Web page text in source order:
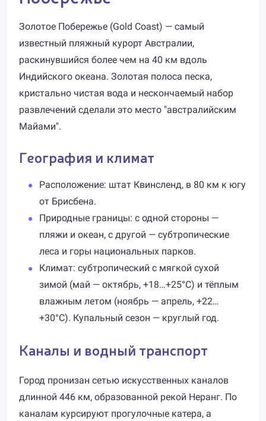
Золотое Побережье (Gold Coast) — самый
известный пляжный курорт Австралии,
раскинувшийся более чем на 40 км вдоль
Индийского океана. Золотая полоса песка,
кристально чистая вода и нескончаемый набор
развлечений сделали это место "австралийским
Майами".
География и климат
Расположение: штат Квинсленд, в 80 км к югу
от Брисбена.
Природные границы: с одной стороны —
пляжи и океан, с другой — субтропические
леса и горы национальных парков.
Климат: субтропический с мягкой сухой
зимой (май — октябрь, +18…+25°C) и тёплым
влажным летом (ноябрь — апрель, +22…
+30°C). Купальный сезон — круглый год.
Каналы и водный транспорт
Город пронизан сетью искусственных каналов
длинной 446 км, образованной рекой Неранг. По
каналам курсируют прогулочные катера, а